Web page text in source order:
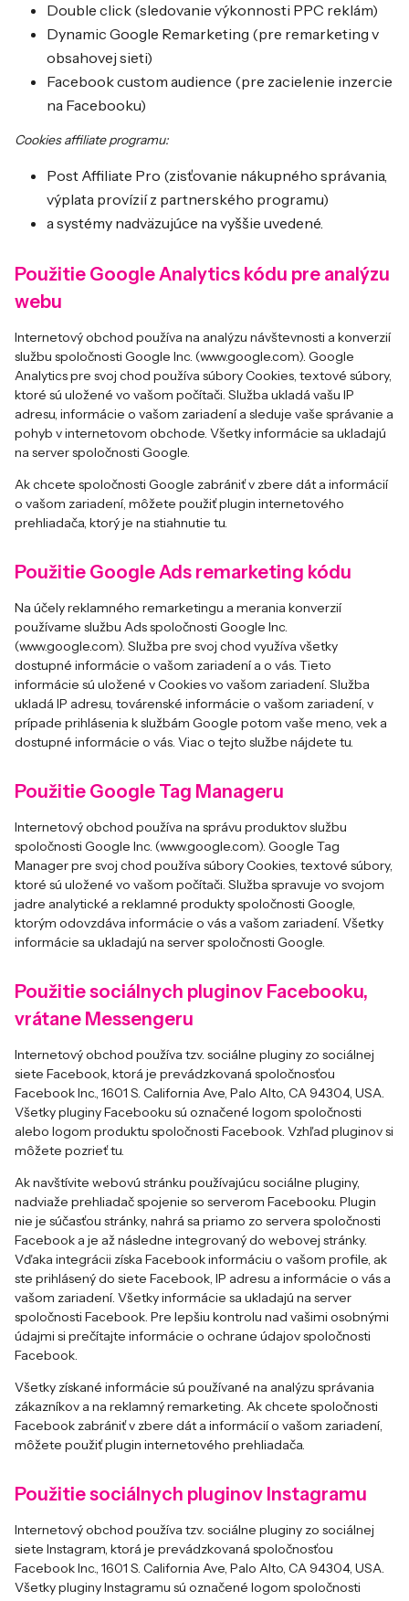
Double click (sledovanie výkonnosti PPC reklám)
Dynamic Google Remarketing (pre remarketing v
obsahovej sieti)
Facebook custom audience (pre zacielenie inzercie
na Facebooku)
Cookies affiliate programu:
Post Affiliate Pro (zisťovanie nákupného správania,
výplata provízií z partnerského programu)
a systémy nadväzujúce na vyššie uvedené.
Použitie Google Analytics kódu pre analýzu
webu
Internetový obchod používa na analýzu návštevnosti a konverzií
službu spoločnosti Google Inc. (www.google.com). Google
Analytics pre svoj chod používa súbory Cookies, textové súbory,
ktoré sú uložené vo vašom počítači. Služba ukladá vašu IP
adresu, informácie o vašom zariadení a sleduje vaše správanie a
pohyb v internetovom obchode. Všetky informácie sa ukladajú
na server spoločnosti Google.
Ak chcete spoločnosti Google zabrániť v zbere dát a informácií
o vašom zariadení, môžete použiť plugin internetového
prehliadača, ktorý je na stiahnutie tu.
Použitie Google Ads remarketing kódu
Na účely reklamného remarketingu a merania konverzií
používame službu Ads spoločnosti Google Inc.
(www.google.com). Služba pre svoj chod využíva všetky
dostupné informácie o vašom zariadení a o vás. Tieto
informácie sú uložené v Cookies vo vašom zariadení. Služba
ukladá IP adresu, továrenské informácie o vašom zariadení, v
prípade prihlásenia k službám Google potom vaše meno, vek a
dostupné informácie o vás. Viac o tejto službe nájdete tu.
Použitie Google Tag Manageru
Internetový obchod používa na správu produktov službu
spoločnosti Google Inc. (www.google.com). Google Tag
Manager pre svoj chod používa súbory Cookies, textové súbory,
ktoré sú uložené vo vašom počítači. Služba spravuje vo svojom
jadre analytické a reklamné produkty spoločnosti Google,
ktorým odovzdáva informácie o vás a vašom zariadení. Všetky
informácie sa ukladajú na server spoločnosti Google.
Použitie sociálnych pluginov Facebooku,
vrátane Messengeru
Internetový obchod používa tzv. sociálne pluginy zo sociálnej
siete Facebook, ktorá je prevádzkovaná spoločnosťou
Facebook Inc., 1601 S. California Ave, Palo Alto, CA 94304, USA.
Všetky pluginy Facebooku sú označené logom spoločnosti
alebo logom produktu spoločnosti Facebook. Vzhľad pluginov si
môžete pozrieťtu.
Ak navštívite webovú stránku používajúcu sociálne pluginy,
nadviaže prehliadač spojenie so serverom Facebooku. Plugin
nie je súčasťou stránky, nahrá sa priamo zo servera spoločnosti
Facebook a je až následne integrovaný do webovej stránky.
Vďaka integrácii získa Facebook informáciu o vašom profile, ak
ste prihlásený do siete Facebook, IP adresu a informácie o vás a
vašom zariadení. Všetky informácie sa ukladajú na server
spoločnosti Facebook. Pre lepšiu kontrolu nad vašimi osobnými
údajmi si prečítajte informácie o ochrane údajov spoločnosti
Facebook.
Všetky získané informácie sú používané na analýzu správania
zákazníkov a na reklamný remarketing. Ak chcete spoločnosti
Facebook zabrániť v zbere dát a informácií o vašom zariadení,
môžete použiť plugin internetového prehliadača.
Použitie sociálnych pluginov Instagramu
Internetový obchod používa tzv. sociálne pluginy zo sociálnej
siete Instagram, ktorá je prevádzkovaná spoločnosťou
Facebook Inc., 1601 S. California Ave, Palo Alto, CA 94304, USA.
Všetky pluginy Instagramu sú označené logom spoločnosti